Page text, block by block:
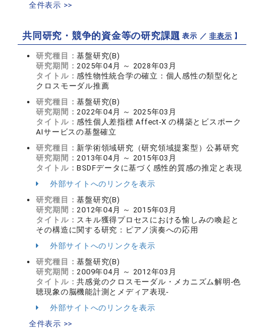
全件表示 >>
共同研究・競争的資金等の研究課題【 表示 ／非表示 】
研究種目：基盤研究(B)
研究期間：2025年04月 ～ 2028年03月
タイトル：感性物性統合学の確立：個人感性の類型化と
クロスモーダル推薦
研究種目：基盤研究(B)
研究期間：2022年04月 ～ 2025年03月
タイトル：感性個人差指標 Affect-X の構築とビスポーク
AIサービスの基盤確立
研究種目： 新学術領域研究（研究領域提案型）公募研究
研究期間：2013年04月 ～ 2015年03月
タイトル：BSDFデータに基づく感性的質感の推定と表現
外部サイトへのリンクを表示
研究種目：基盤研究(B)
研究期間：2012年04月 ～ 2015年03月
タイトル： スキル獲得プロセスにおける愉しみの喚起と
その構造に関する研究：ピアノ演奏への応用
外部サイトへのリンクを表示
研究種目：基盤研究(B)
研究期間：2009年04月 ～ 2012年03月
タイトル：共感覚のクロスモーダル・メカニズム解明-色
聴現象の脳機能計測とメディア表現-
外部サイトへのリンクを表示
全件表示 >>